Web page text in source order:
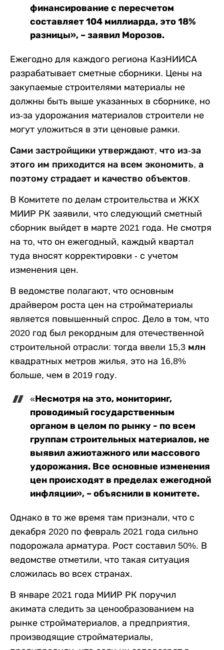
финансирование с пересчетом
составляет 104 миллиарда, это 18%
разницы», – заявил Морозов.
Ежегодно для каждого региона КазНИИСА
разрабатывает сметные сборники. Цены на
закупаемые строителями материалы не
должны быть выше указанных в сборнике, но
из-за удорожания материалов строители не
могут уложиться в эти ценовые рамки.
Сами застройщики утверждают, что из-за
этого им приходится на всем экономить, а
поэтому страдает и качество объектов.
В Комитете по делам строительства и ЖКХ
МИИР РК заявили, что следующий сметный
сборник выйдет в марте 2021 года. Не смотря
на то, что он ежегодный, каждый квартал
туда вносят корректировки - с учетом
изменения цен.
В ведомстве полагают, что основным
драйвером роста цен на стройматериалы
является повышенный спрос. Дело в том, что
2020 год был рекордным для отечественной
строительной отрасли: тогда ввели 15,3 млн
квадратных метров жилья, это на 16,8%
больше, чем в 2019 году.
«Несмотря на это, мониторинг,
проводимый государственным
органом в целом по рынку - по всем
группам строительных материалов, не
выявил ажиотажного или массового
удорожания. Все основные изменения
цен происходят в пределах ежегодной
инфляции», – объяснили в комитете.
Однако в то же время там признали, что с
декабря 2020 по февраль 2021 года сильно
подорожала арматура. Рост составил 50%. В
ведомстве отметили, что такая ситуация
сложилась во всех странах.
В январе 2021 года МИИР РК поручил
акимата следить за ценообразованием на
рынке стройматериалов, а предприятия,
производящие стройматериалы,